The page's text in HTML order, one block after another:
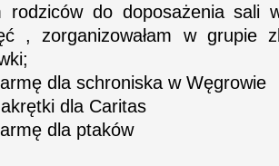
rodziców do doposażenia sali
, zorganizowałam w grupie
dla schroniska w Węgrowie
dla Caritas
dla ptaków